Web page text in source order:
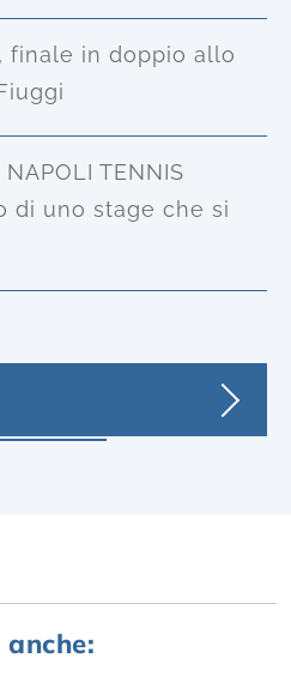
finale in doppio allo
TENNIS
di uno stage che si